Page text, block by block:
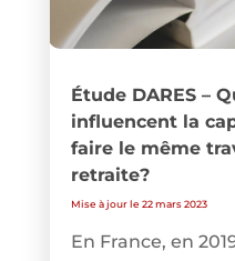
Étude DARES –
influencent la
faire le même
retraite?
Mise à jour le 22 mars 2023
En France, en